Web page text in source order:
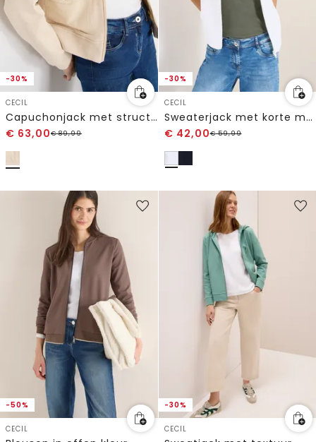
-30%
CECIL
Capuchonjack met structuurmix
€ 63,00€89,99
-30%
CECIL
Sweaterjack met korte mouwen en capuchon
€ 42,00€59,99
-50%
CECIL
-30%
CECIL